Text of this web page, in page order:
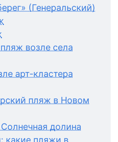
(Генеральский)
возле села
арт-кластера
пляж в Новом
долина
какие пляжи в